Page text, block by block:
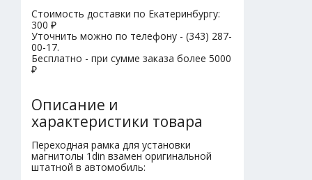
Стоимость доставки по Екатеринбургу:
300 ₽
Уточнить можно по телефону - (343) 287-
00-17.
Бесплатно - при сумме заказа более 5000
₽
Описание и
характеристики товара
Переходная рамка для установки
магнитолы 1din взамен оригинальной
штатной в автомобиль: